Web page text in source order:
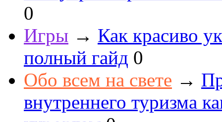
0
Игры → Как красиво
полный гайд 0
Обо всем на свете →
внутреннего туризма